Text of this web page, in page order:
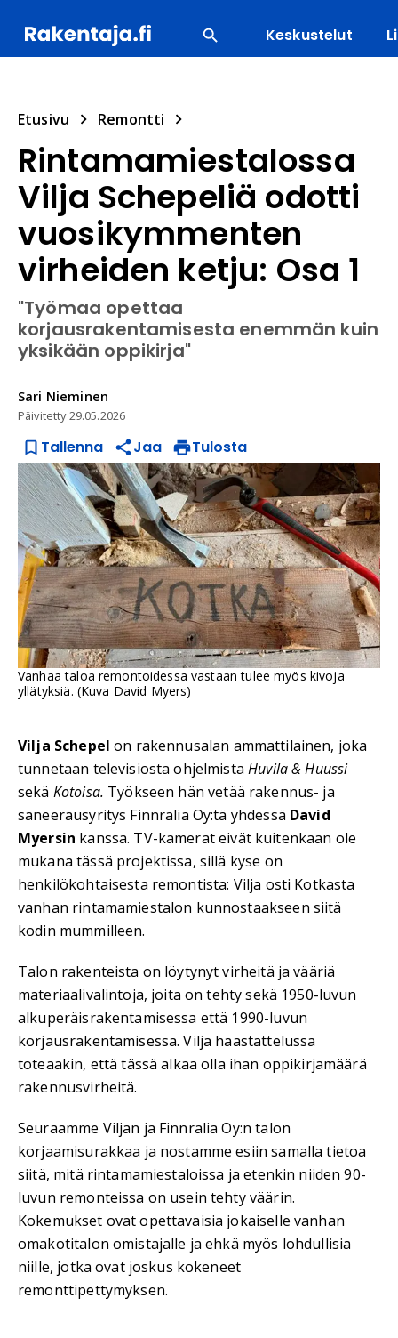
Keskustelut
Etusivu Remontti
Rintamamiestalossa
Vilja Schepeliä odotti
vuosikymmenten
virheiden ketju: Osa 1
"Työmaa opettaa
korjausrakentamisesta enemmän kuin
yksikään oppikirja"
Sari Nieminen
Päivitetty29.05.2026
Tallenna Jaa Tulosta
Vanhaa taloa remontoidessa vastaan tulee myös kivoja
yllätyksiä. (Kuva David Myers)
Vilja Schepel on rakennusalan ammattilainen, joka
tunnetaan televisiosta ohjelmistaHuvila & Huussi
sekä Kotoisa. Työkseen hän vetää rakennus- ja
saneerausyritys Finnralia Oy:tä yhdessä David
Myersin kanssa. TV-kamerat eivät kuitenkaan ole
mukana tässä projektissa, sillä kyse on
henkilökohtaisesta remontista: Vilja osti Kotkasta
vanhan rintamamiestalon kunnostaakseen siitä
kodin mummilleen.
Talon rakenteista on löytynyt virheitä ja vääriä
materiaalivalintoja, joita on tehty sekä 1950-luvun
alkuperäisrakentamisessa että 1990-luvun
korjausrakentamisessa. Vilja haastattelussa
toteaakin, että tässä alkaa olla ihan oppikirjamäärä
rakennusvirheitä.
Seuraamme Viljan ja Finnralia Oy:n talon
korjaamisurakkaa ja nostamme esiin samalla tietoa
siitä, mitä rintamamiestaloissa ja etenkin niiden 90-
luvun remonteissa on usein tehty väärin.
Kokemukset ovat opettavaisia jokaiselle vanhan
omakotitalon omistajalle ja ehkä myös lohdullisia
niille, jotka ovat joskus kokeneet
remonttipettymyksen.